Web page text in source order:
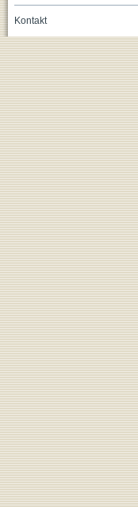
Kontakt